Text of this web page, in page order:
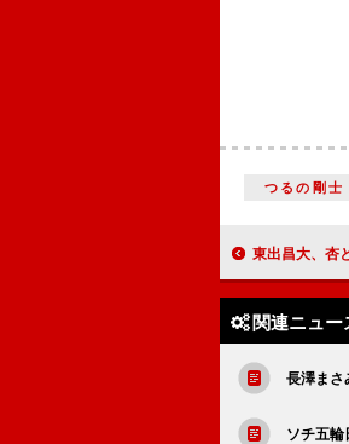
つるの剛士
東出昌大、杏との
関連ニュー
長澤まさ
ソチ五